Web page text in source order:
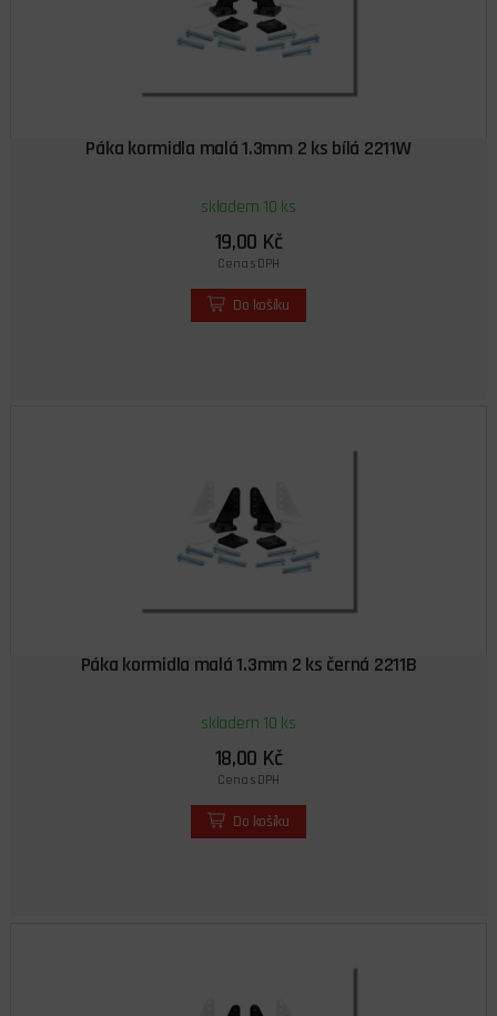
Páka kormidla malá 1.3mm 2 ks bílá 2211W
skladem 10 ks
19,00 Kč
Cena s DPH
Do košíku
Páka kormidla malá 1.3mm 2 ks černá 2211B
skladem 10 ks
18,00 Kč
Cena s DPH
Do košíku